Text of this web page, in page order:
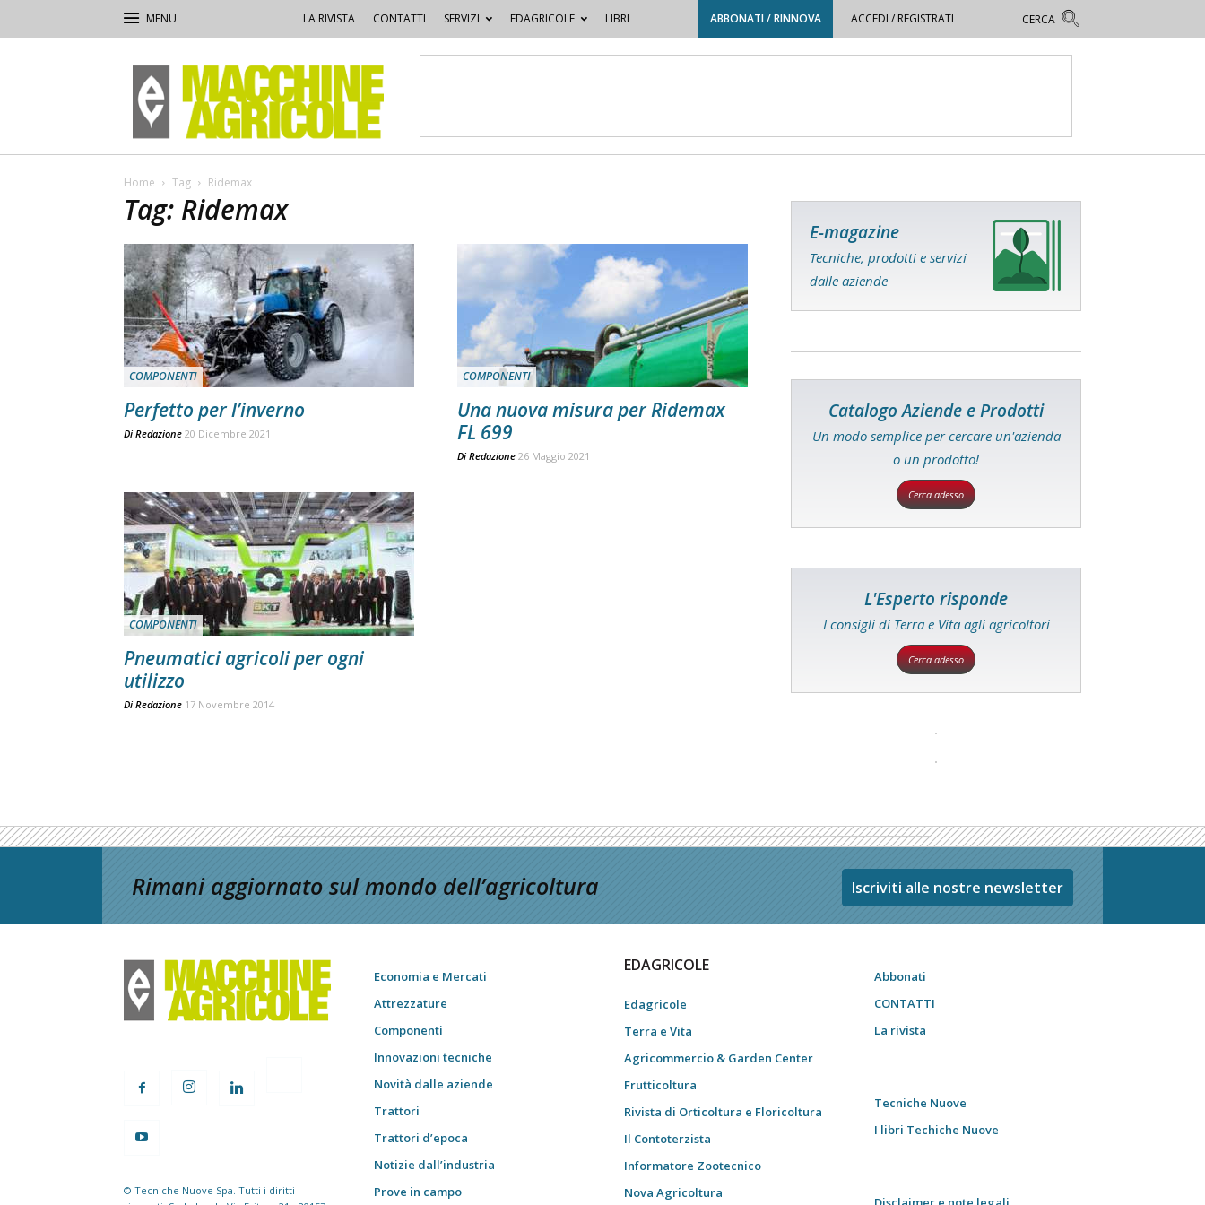
LA RIVISTA CONTATTI SERVIZI EDAGRICOLE LIBRI ABBONATI / RINNOVA ACCEDI / REGISTRATI
Macchine
Agricole
Home Tag Ridemax
Tag: Ridemax
COMPONENTI
Perfetto per l’inverno
Di Redazione 20 Dicembre 2021
COMPONENTI
Una nuova misura per Ridemax
FL 699
Di Redazione 26 Maggio 2021
COMPONENTI
Pneumatici agricoli per ogni
utilizzo
Di Redazione 17 Novembre 2014
E-magazine
Tecniche, prodotti e servizi
dalle aziende
Catalogo Aziende e Prodotti
Un modo semplice per cercare un'azienda
o un prodotto!
Cerca adesso
L'Esperto risponde
I consigli di Terra e Vita agli agricoltori
Cerca adesso
Rimani aggiornato sul mondo dell’agricoltura Iscriviti alle nostre newsletter
© Tecniche Nuove Spa. Tutti i diritti
Economia e Mercati
Attrezzature
Componenti
Innovazioni tecniche
Novità dalle aziende
Trattori
Trattori d’epoca
Notizie dall’industria
Prove in campo
EDAGRICOLE
Edagricole
Terra e Vita
Agricommercio & Garden Center
Frutticoltura
Rivista di Orticoltura e Floricoltura
Il Contoterzista
Informatore Zootecnico
Nova Agricoltura
Abbonati
CONTATTI
La rivista
Tecniche Nuove
I libri Techiche Nuove